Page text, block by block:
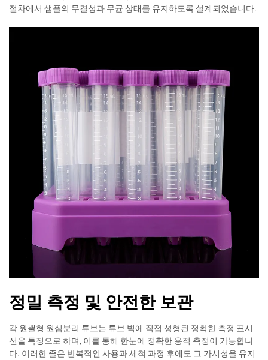
절차에서 샘플의 무결성과 무균 상태를 유지하도록 설계되었습니다.
정밀 측정 및 안전한 보관
각 원뿔형 원심분리 튜브는 튜브 벽에 직접 성형된 정확한 측정 표시
선을 특징으로 하며, 이를 통해 한눈에 정확한 용적 측정이 가능합니
다. 이러한 졸은 반복적인 사용과 세척 과정 후에도 그 가시성을 유지